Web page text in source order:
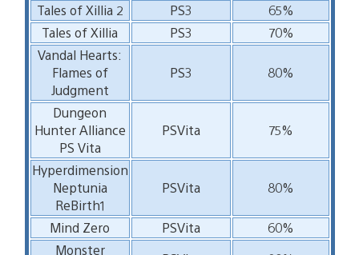
Tales of Xillia 2 PS3
65%
Tales of Xillia
PS3
70%
Vandal Hearts:
Flames of
Judgment
PS3 80%
Dungeon
Hunter Alliance
PS Vita
PSVita 75%
Hyperdimension
Neptunia
ReBirth1
PSVita 80%
Mind Zero PSVita
60%
Monster